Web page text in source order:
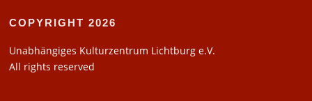
COPYRIGHT 2026
Unabhängiges Kulturzentrum Lichtburg e.V.
All rights reserved